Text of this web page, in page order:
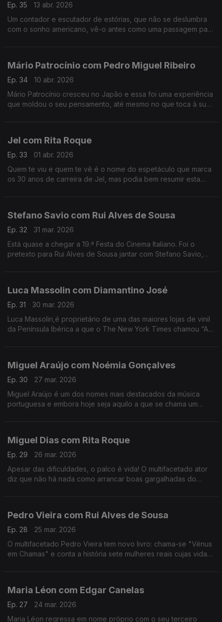
Ep. 35
13 abr. 2026
Um contador e escutador de estórias, que não se deslumbra
com o sonho americano, vê-o antes como uma passagem para
Mário Patrocínio com Pedro Miguel Ribeiro
Ep. 34
10 abr. 2026
Mário Patrocínio cresceu no Japão e essa foi uma experiência
que moldou o seu pensamento, até mesmo no que toca à sua
Jel com Rita Roque
Ep. 33
01 abr. 2026
Quem te viu e quem te vê é o nome do espetáculo que marca
os 30 anos de carreira de Jel, mas podia bem resumir esta
Stefano Savio com Rui Alves de Sousa
Ep. 32
31 mar. 2026
Está quase a chegar a 19.ª Festa do Cinema Italiano. Foi o
pretexto para Rui Alves de Sousa jantar com Stefano Savio,
Luca Massolin com Diamantino José
Ep. 31
30 mar. 2026
Luca Massolin,é proprietário de uma das maiores lojas de vinil
da Península Ibérica a que o The New York Times chamou “A
Miguel Araújo com Noémia Gonçalves
Ep. 30
27 mar. 2026
Miguel Araújo é um dos nomes mais destacados da música
portuguesa e embora hoje seja aquilo a que se chama um
Miguel Dias com Rita Roque
Ep. 29
26 mar. 2026
Apesar das dificuldades, o palco é vida! O multifacetado ator
diz que não há nada como arrancar boas gargalhadas do
Pedro Vieira com Rui Alves de Sousa
Ep. 28
25 mar. 2026
O multifacetado Pedro Vieira tem novo livro: chama-se "Vénus
em Chamas" e conta a história sete mulheres reais cujas vidas
Maria Léon com Edgar Canelas
Ep. 27
24 mar. 2026
Maria Léon regressa em nome próprio com o seu terceiro